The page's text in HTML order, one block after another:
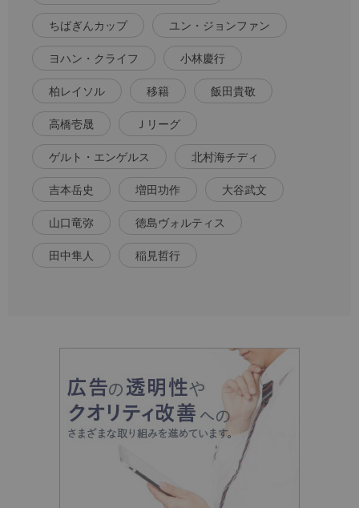
ちばぎんカップ ユン・ジョンファン
ヨハン・クライフ 小林慶行
柏レイソル 移籍 飯田貴敬
高橋壱晟 Ｊリーグ
ゲルト・エンゲルス 北村海チディ
吉本岳史 増田功作 大谷武文
山口竜弥 徳島ヴォルティス
田中隼人 稲見哲行